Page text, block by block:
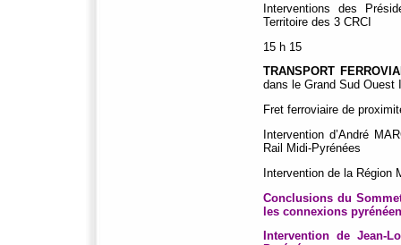
Interventions des
Territoire des 3 CRCI
15 h 15
TRANSPORT
dans le Grand Sud Ouest
Fret ferroviaire de
Intervention d’André
Rail Midi-Pyrénées
Intervention de la Région
Conclusions du
les connexions
Intervention de Jean-